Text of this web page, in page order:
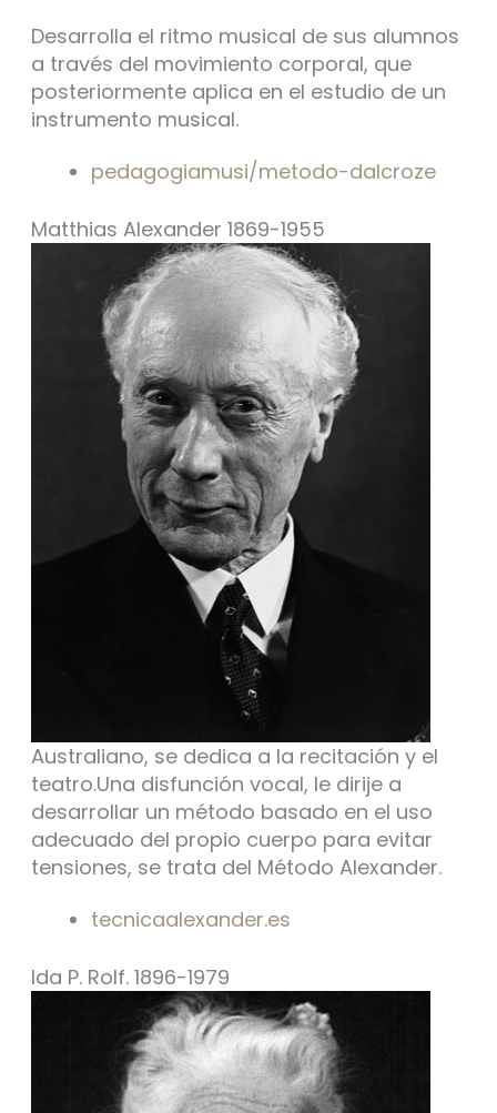
Desarrolla el ritmo musical de sus alumnos
a través del movimiento corporal, que
posteriormente aplica en el estudio de un
instrumento musical.
pedagogiamusi/metodo-dalcroze
Matthias Alexander 1869-1955
Australiano, se dedica a la recitación y el
teatro.Una disfunción vocal, le dirije a
desarrollar un método basado en el uso
adecuado del propio cuerpo para evitar
tensiones, se trata del Método Alexander.
tecnicaalexander.es
Ida P. Rolf. 1896-1979